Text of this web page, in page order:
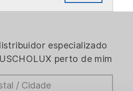
especializado
perto de mim